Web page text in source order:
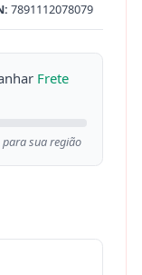
7891112078079
Frete
sua região